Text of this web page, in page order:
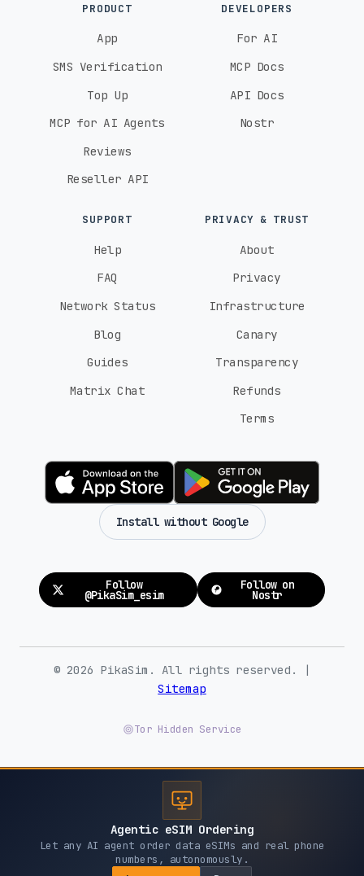
PRODUCT
App
SMS Verification
Top Up
MCP for AI Agents
Reviews
Reseller API
DEVELOPERS
For AI
MCP Docs
API Docs
Nostr
SUPPORT
Help
FAQ
Network Status
Blog
Guides
Matrix Chat
PRIVACY & TRUST
About
Privacy
Infrastructure
Canary
Transparency
Refunds
Terms
Install without Google
Follow
@PikaSim_esim
Follow on
Nostr
© 2026 PikaSim. All rights reserved. |
Sitemap
Tor Hidden Service
Agentic eSIM Ordering
Let any AI agent order data eSIMs and real phone
numbers, autonomously.